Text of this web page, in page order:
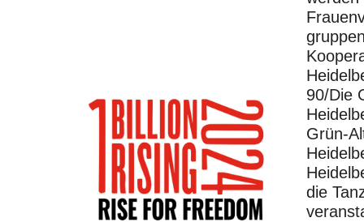
90/Die
Grün-
die